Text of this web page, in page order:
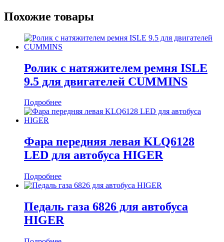
Похожие товары
Ролик с натяжителем ремня ISLE
9.5 для двигателей CUMMINS
Подробнее
Фара передняя левая KLQ6128
LED для автобуса HIGER
Подробнее
Педаль газа 6826 для автобуса
HIGER